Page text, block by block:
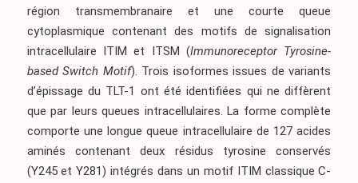
région transmembranaire et une courte queue
cytoplasmique contenant des motifs de signalisation
intracellulaire ITIM et ITSM (Immunoreceptor Tyrosine-
based Switch Motif). Trois isoformes issues de variants
d’épissage du TLT-1 ont été identifiées qui ne diffèrent
que par leurs queues intracellulaires. La forme complète
comporte une longue queue intracellulaire de 127 acides
aminés contenant deux résidus tyrosine conservés
(Y245 et Y281) intégrés dans un motif ITIM classique C-